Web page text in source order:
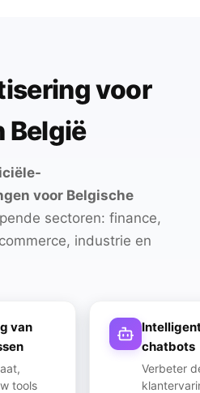
voor
België
voor Belgische
sectoren: finance,
industrie en
van
tools
chatbots
Verbeter